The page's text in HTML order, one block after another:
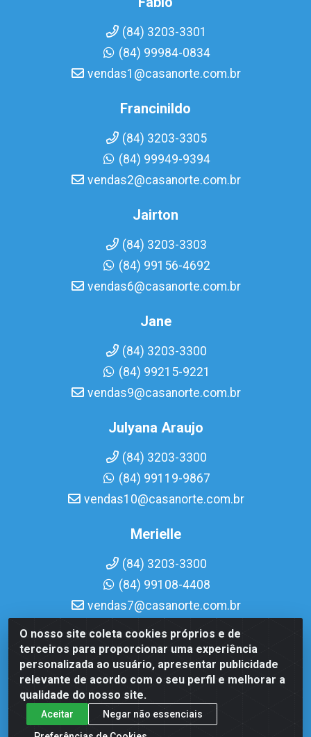
O nosso site coleta cookies próprios e de
terceiros para proporcionar uma experiência
personalizada ao usuário, apresentar publicidade
relevante de acordo com o seu perfil e melhorar a
qualidade do nosso site.
Aceitar
Negar não essenciais
(84) 3203-3301
(84) 99984-0834
vendas1@casanorte.com.br
Francinildo
(84) 3203-3305
(84) 99949-9394
vendas2@casanorte.com.br
Jairton
(84) 3203-3303
(84) 99156-4692
vendas6@casanorte.com.br
Jane
(84) 3203-3300
(84) 99215-9221
vendas9@casanorte.com.br
Julyana Araujo
(84) 3203-3300
(84) 99119-9867
vendas10@casanorte.com.br
Merielle
(84) 3203-3300
(84) 99108-4408
vendas7@casanorte.com.br
Casa Norte LTDA - Av. Interventor Mário Câmara, 1815 -
Dix-Sept Rosado, Natal/RN - CEP 59054-600 - CNPJ
08.713.513/0001-51